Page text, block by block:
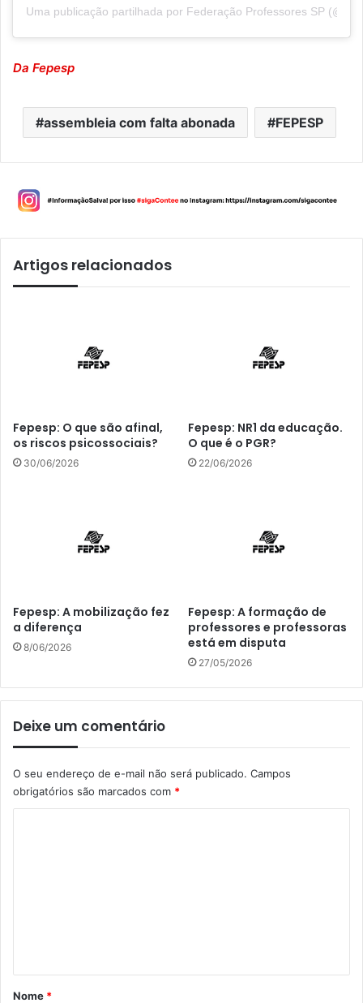
Uma publicação partilhada por Federação Professores SP
Da Fepesp
assembleia com falta abonada FEPESP
Artigos relacionados
Fepesp: O que são afinal,
os riscos psicossociais?
30/06/2026
Fepesp: NR1 da educação.
O que é o PGR?
22/06/2026
Fepesp: A mobilização fez
a diferença
8/06/2026
Fepesp: A formação de
professores e professoras
está em disputa
27/05/2026
Deixe um comentário
O seu endereço de e-mail não será publicado. Campos
obrigatórios são marcados com *
rNome *